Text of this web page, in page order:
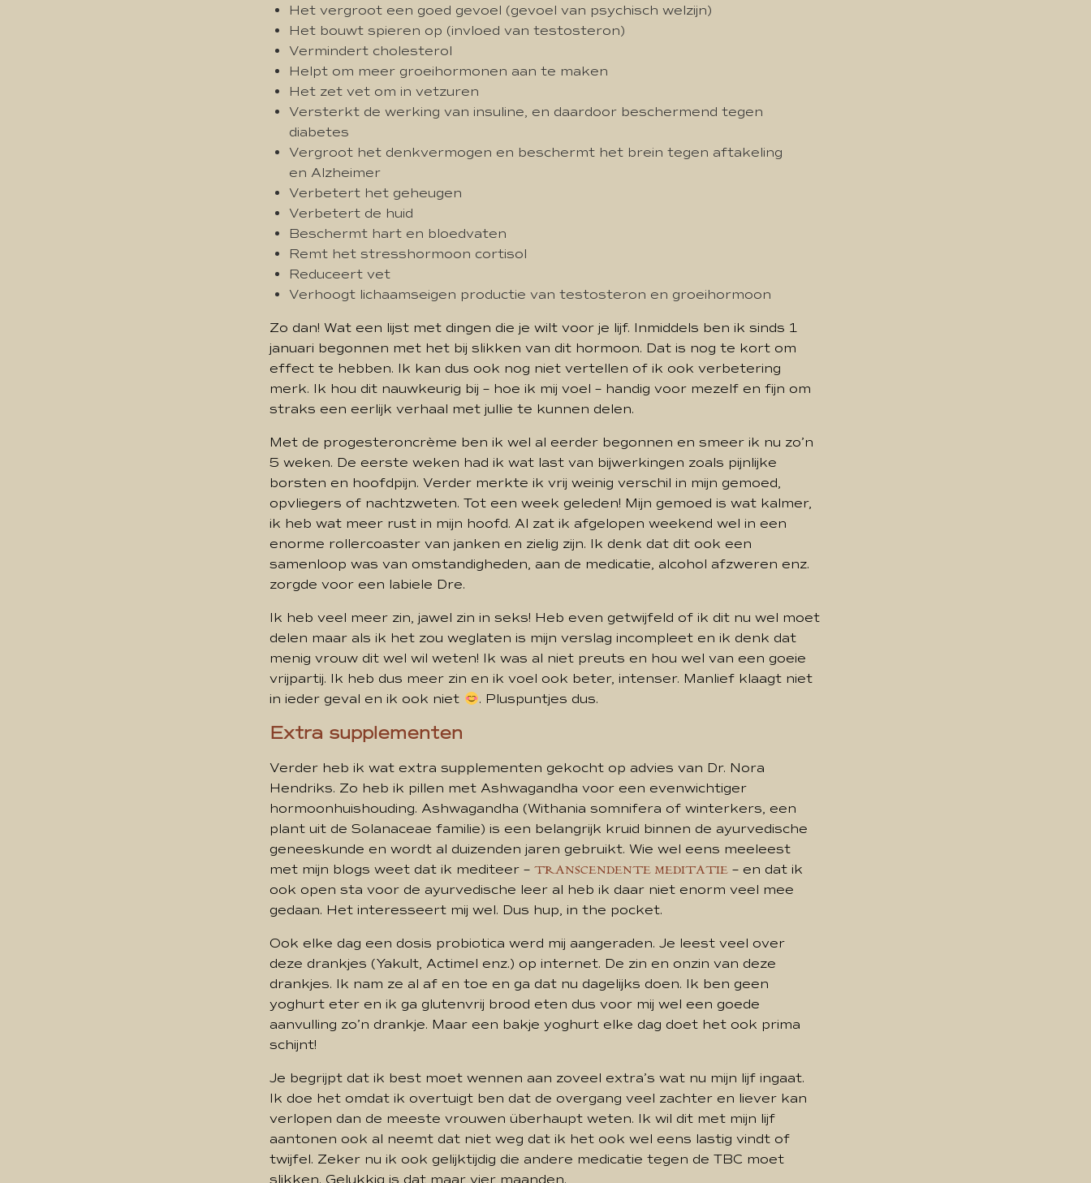
Het vergroot een goed gevoel (gevoel van psychisch welzijn)
Het bouwt spieren op (invloed van testosteron)
Vermindert cholesterol
Helpt om meer groeihormonen aan te maken
Het zet vet om in vetzuren
Versterkt de werking van insuline, en daardoor beschermend tegen
diabetes
Vergroot het denkvermogen en beschermt het brein tegen aftakeling
en Alzheimer
Verbetert het geheugen
Verbetert de huid
Beschermt hart en bloedvaten
Remt het stresshormoon cortisol
Reduceert vet
Verhoogt lichaamseigen productie van testosteron en groeihormoon
Zo dan! Wat een lijst met dingen die je wilt voor je lijf. Inmiddels ben ik sinds 1
januari begonnen met het bij slikken van dit hormoon. Dat is nog te kort om
effect te hebben. Ik kan dus ook nog niet vertellen of ik ook verbetering
merk. Ik hou dit nauwkeurig bij – hoe ik mij voel – handig voor mezelf en fijn om
straks een eerlijk verhaal met jullie te kunnen delen.
Met de progesteroncrème ben ik wel al eerder begonnen en smeer ik nu zo’n
5 weken. De eerste weken had ik wat last van bijwerkingen zoals pijnlijke
borsten en hoofdpijn. Verder merkte ik vrij weinig verschil in mijn gemoed,
opvliegers of nachtzweten. Tot een week geleden! Mijn gemoed is wat kalmer,
ik heb wat meer rust in mijn hoofd. Al zat ik afgelopen weekend wel in een
enorme rollercoaster van janken en zielig zijn. Ik denk dat dit ook een
samenloop was van omstandigheden, aan de medicatie, alcohol afzweren enz.
zorgde voor een labiele Dre.
Ik heb veel meer zin, jawel zin in seks! Heb even getwijfeld of ik dit nu wel moet
delen maar als ik het zou weglaten is mijn verslag incompleet en ik denk dat
menig vrouw dit wel wil weten! Ik was al niet preuts en hou wel van een goeie
vrijpartij. Ik heb dus meer zin en ik voel ook beter, intenser. Manlief klaagt niet
in ieder geval en ik ook niet
. Pluspuntjes dus.
Extra supplementen
Verder heb ik wat extra supplementen gekocht op advies van Dr. Nora
Hendriks. Zo heb ik pillen met Ashwagandha voor een evenwichtiger
hormoonhuishouding. Ashwagandha (Withania somnifera of winterkers, een
plant uit de Solanaceae familie) is een belangrijk kruid binnen de ayurvedische
geneeskunde en wordt al duizenden jaren gebruikt. Wie wel eens meeleest
met mijn blogs weet dat ik mediteer –TRANSCENDENTE MEDITATIE – en dat ik
ook open sta voor de ayurvedische leer al heb ik daar niet enorm veel mee
gedaan. Het interesseert mij wel. Dus hup, in the pocket.
Ook elke dag een dosis probiotica werd mij aangeraden. Je leest veel over
deze drankjes (Yakult, Actimel enz.) op internet. De zin en onzin van deze
drankjes. Ik nam ze al af en toe en ga dat nu dagelijks doen. Ik ben geen
yoghurt eter en ik ga glutenvrij brood eten dus voor mij wel een goede
aanvulling zo’n drankje. Maar een bakje yoghurt elke dag doet het ook prima
schijnt!
Je begrijpt dat ik best moet wennen aan zoveel extra’s wat nu mijn lijf ingaat.
Ik doe het omdat ik overtuigt ben dat de overgang veel zachter en liever kan
verlopen dan de meeste vrouwen überhaupt weten. Ik wil dit met mijn lijf
aantonen ook al neemt dat niet weg dat ik het ook wel eens lastig vindt of
twijfel. Zeker nu ik ook gelijktijdig die andere medicatie tegen de TBC moet